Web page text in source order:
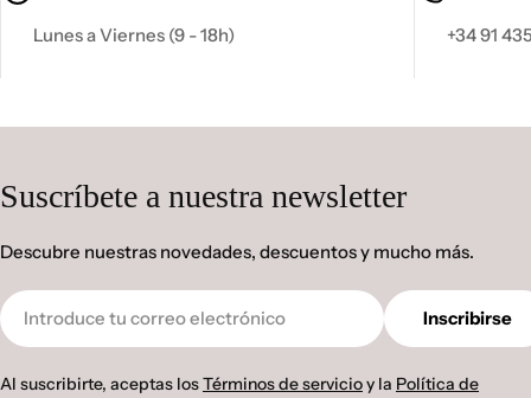
Lunes a Viernes (9 - 18h) +34 91
Suscríbete a nuestra newsletter
Descubre nuestras novedades, descuentos y mucho más.
Correo
electrónico
Inscribirse
Al suscribirte, aceptas losTérminos de servicioy la Política de